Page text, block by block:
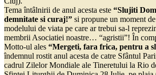
Tema întâlnirii de anul acesta este “Slujiti
demnitate si curaj!” si propune un moment
modelului de viata pe care ar trebui sa-l
membrii Asociatiei noastre… “agristii”! În
Motto-ul ales “Mergeti, fara frica, pentru a
îndemnul rostit anul acesta de catre Sfântul
cadrul Zilelor Mondiale ale Tineretului la Rio